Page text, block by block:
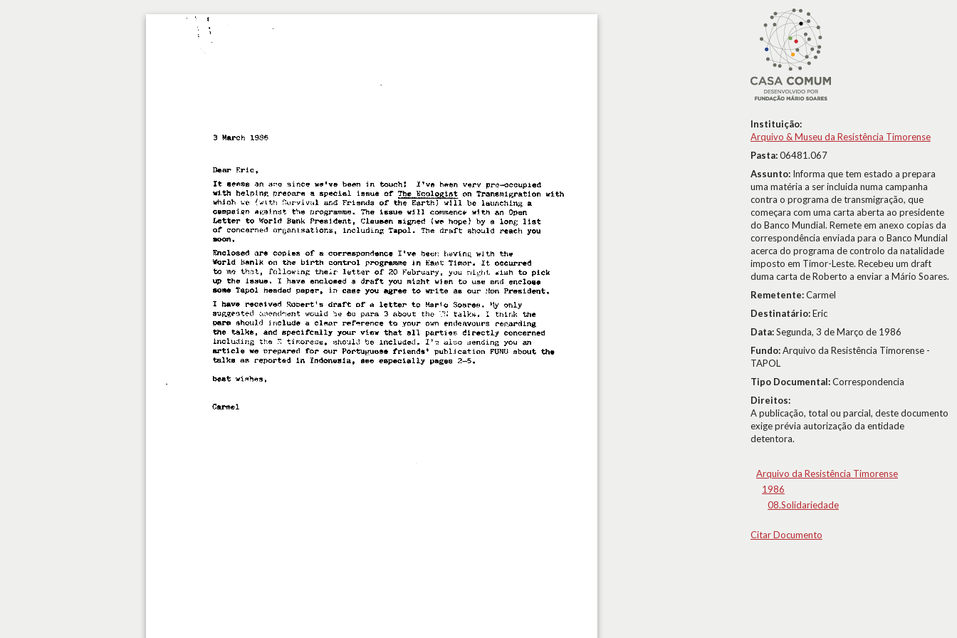
Instituição:
Arquivo & Museu da Resistência Timorense
Pasta:06481.067
Assunto: Informa que tem estado a prepara
uma matéria a ser incluida numa campanha
contra o programa de transmigração, que
começara com uma carta aberta ao presidente
do Banco Mundial. Remete em anexo copias da
correspondência enviada para o Banco Mundial
acerca do programa de controlo da natalidade
imposto em Timor-Leste. Recebeu um draft
duma carta de Roberto a enviar a Mário Soares.
Remetente:Carmel
Destinatário:Eric
Data:Segunda, 3 de Março de 1986
Fundo:Arquivo da Resistência Timorense -
TAPOL
Tipo Documental:Correspondencia
Direitos:
A publicação, total ou parcial, deste documento
exige prévia autorização da entidade
detentora.
Arquivo da Resistência Timorense
1986
08.Solidariedade
Citar Documento